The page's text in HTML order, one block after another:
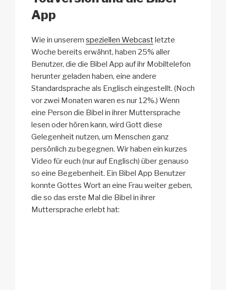
App
Wie in unserem speziellen Webcastletzte
Woche bereits erwähnt, haben 25% aller
Benutzer, die die Bibel App auf ihr Mobiltelefon
herunter geladen haben, eine andere
Standardsprache als Englisch eingestellt. (Noch
vor zwei Monaten waren es nur 12%.) Wenn
eine Person die Bibel in ihrer Muttersprache
lesen oder hören kann, wird Gott diese
Gelegenheit nutzen, um Menschen ganz
persönlich zu begegnen. Wir haben ein kurzes
Video für euch (nur auf Englisch) über genauso
so eine Begebenheit. Ein Bibel App Benutzer
konnte Gottes Wort an eine Frau weiter geben,
die so das erste Mal die Bibel in ihrer
Muttersprache erlebt hat: